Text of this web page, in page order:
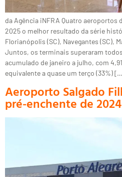
da Agência iNFRA Quatro aeroportos
2025 o melhor resultado da série
Florianópolis (SC), Navegantes (SC),
Juntos, os terminais superaram
acumulado de janeiro a julho, com
equivalente a quase um terço (33%)
Aeroporto Salgado
pré-enchente de 2024